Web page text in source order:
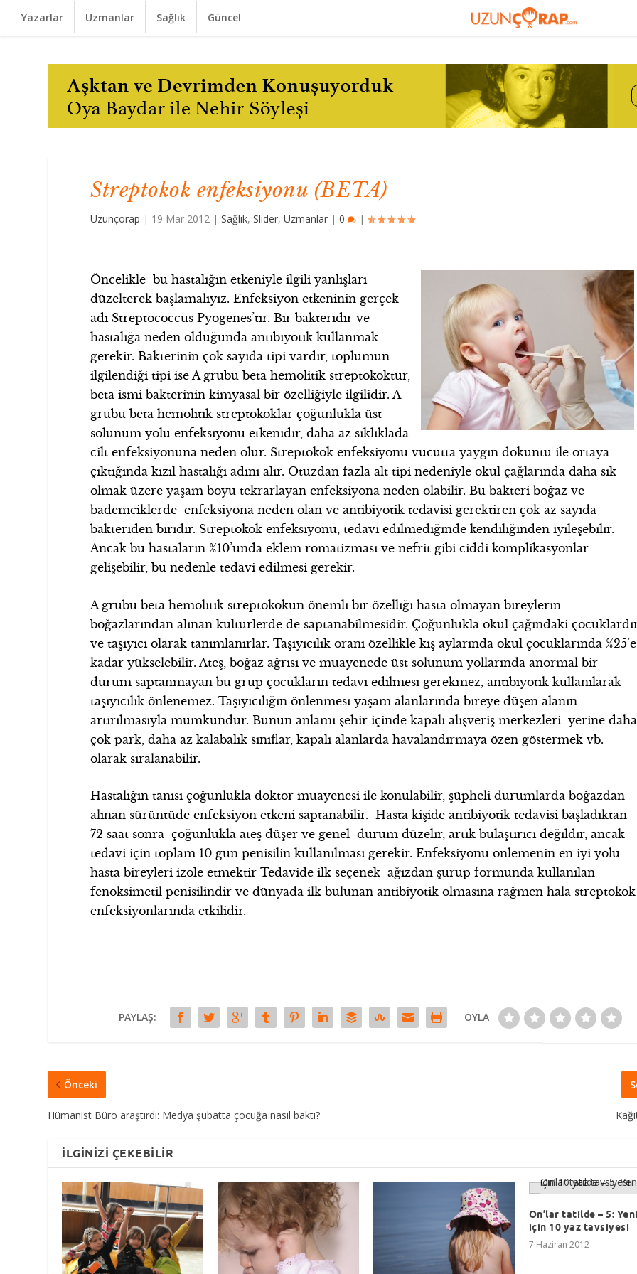
Yazarlar Uzmanlar Sağlık Güncel
Streptokok enfeksiyonu (BETA)
Uzunçorap | 19 Mar 2012 |Sağlık,Slider,Uzmanlar |0 |
Öncelikle bu hastalığın etkeniyle ilgili yanlışları
düzelterek başlamalıyız. Enfeksiyon etkeninin gerçek
adı Streptococcus Pyogenes’tir. Bir bakteridir ve
hastalığa neden olduğunda antibiyotik kullanmak
gerekir. Bakterinin çok sayıda tipi vardır, toplumun
ilgilendiği tipi ise A grubu beta hemolitik streptokoktur,
beta ismi bakterinin kimyasal bir özelliğiyle ilgilidir. A
grubu beta hemolitik streptokoklar çoğunlukla üst
solunum yolu enfeksiyonu etkenidir, daha az sıklıklada
cilt enfeksiyonuna neden olur. Streptokok enfeksiyonu vücutta yaygın döküntü ile ortaya
çıktığında kızıl hastalığı adını alır. Otuzdan fazla alt tipi nedeniyle okul çağlarında daha sık
olmak üzere yaşam boyu tekrarlayan enfeksiyona neden olabilir. Bu bakteri boğaz ve
bademciklerde enfeksiyona neden olan ve antibiyotik tedavisi gerektiren çok az sayıda
bakteriden biridir. Streptokok enfeksiyonu, tedavi edilmediğinde kendiliğinden iyileşebilir.
Ancak bu hastaların %10’unda eklem romatizması ve nefrit gibi ciddi komplikasyonlar
gelişebilir, bu nedenle tedavi edilmesi gerekir.
A grubu beta hemolitik streptokokun önemli bir özelliği hasta olmayan bireylerin
boğazlarından alınan kültürlerde de saptanabilmesidir. Çoğunlukla okul çağındaki
ve taşıyıcı olarak tanımlanırlar. Taşıyıcılık oranı özellikle kış aylarında okul çocuklarında %25’e
kadar yükselebilir. Ateş, boğaz ağrısı ve muayenede üst solunum yollarında anormal bir
durum saptanmayan bu grup çocukların tedavi edilmesi gerekmez, antibiyotik kullanılarak
taşıyıcılık önlenemez. Taşıyıcılığın önlenmesi yaşam alanlarında bireye düşen alanın
artırılmasıyla mümkündür. Bunun anlamı şehir içinde kapalı alışveriş merkezleri yerine daha
çok park, daha az kalabalık sınıflar, kapalı alanlarda havalandırmaya özen göstermek vb.
olarak sıralanabilir.
Hastalığın tanısı çoğunlukla doktor muayenesi ile konulabilir, şüpheli durumlarda boğazdan
alınan sürüntüde enfeksiyon etkeni saptanabilir. Hasta kişide antibiyotik tedavisi başladıktan
72 saat sonra çoğunlukla ateş düşer ve genel durum düzelir, artık bulaştırıcı değildir, ancak
tedavi için toplam 10 gün penisilin kullanılması gerekir. Enfeksiyonu önlemenin en iyi yolu
hasta bireyleri izole etmektir Tedavide ilk seçenek ağızdan şurup formunda kullanılan
fenoksimetil penisilindir ve dünyada ilk bulunan antibiyotik olmasına rağmen hala streptokok
enfeksiyonlarında etkilidir.
PAYLAŞ: OYLA
Önceki
Hümanist Büro araştırdı: Medya şubatta çocuğa nasıl baktı?
İLGINIZI ÇEKEBILIR
On’lar tatilde – 5:
için 10 yaz tavsiyesi
7 Haziran 2012